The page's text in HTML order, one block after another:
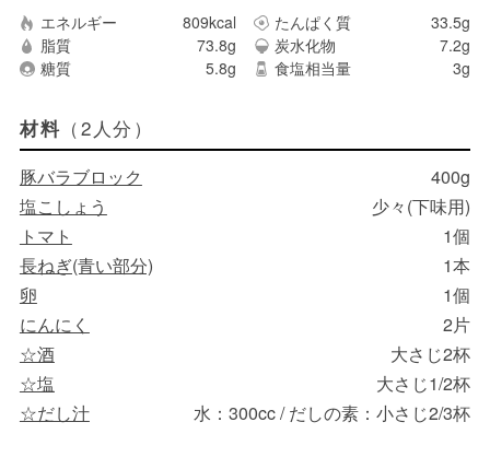
エネルギー 809kcal たんぱく質
33.5g
脂質
73.8g 炭水化物
7.2g
糖質
5.8g 食塩相当量 3g
材料 （2人分）
豚バラブロック
400g
塩こしょう
少々(下味用)
トマト
1個
長ねぎ(青い部分)
1本
卵
1個
にんにく
2片
☆酒
大さじ2杯
☆塩
大さじ1/2杯
☆だし汁
水：300cc / だしの素：小さじ2/3杯